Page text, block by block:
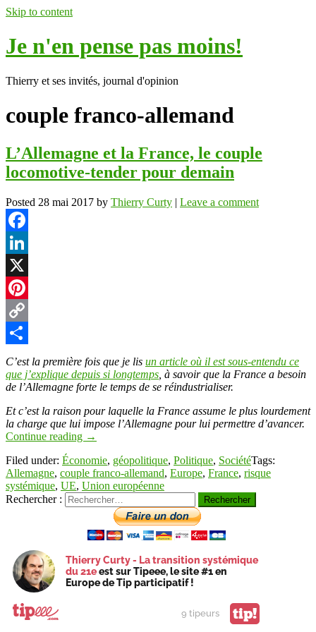
Skip to content
Je n'en pense pas moins!
Thierry et ses invités, journal d'opinion
couple franco-allemand
L’Allemagne et la France, le couple
locomotive-tender pour demain
Posted 28 mai 2017 by Thierry Curty | Leave a comment
Facebook
LinkedIn
X
Pinterest
Copy
Link
Partager
C’est la première fois que je lis un article où il est sous-entendu ce
que j’explique depuis si longtemps , à savoir que la France a besoin
de l’Allemagne forte le temps de se réindustrialiser.
Et c’est la raison pour laquelle la France assume le plus lourdement
la charge que lui impose l’Allemagne pour lui permettre d’avancer.
Continue reading →
Filed under: Économie, géopolitique, Politique, SociétéTags:
Allemagne, couple franco-allemand, Europe, France, risque
systémique, UE, Union européenne
Rechercher :
Thierry Curty - La transition systémique
du 21eest sur Tipeee, le site #1 en
Europe de Tip participatif !
9 tipeurs tip!